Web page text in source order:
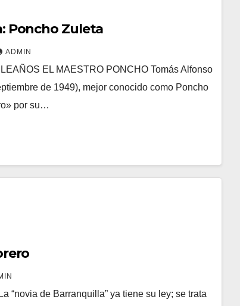
Poncho Zuleta
ADMIN
EL MAESTRO PONCHO Tomás Alfonso
de 1949), mejor conocido como Poncho
por su…
“novia de Barranquilla” ya tiene su ley; se trata